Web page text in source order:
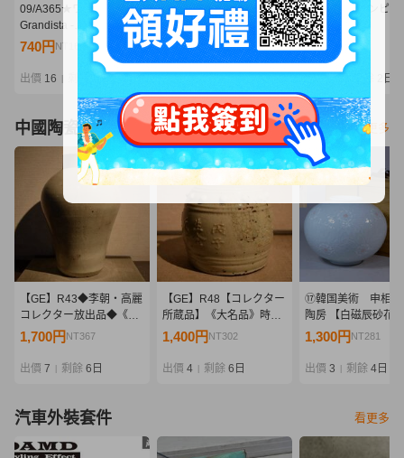
09/A365★ワンピース
Grandista -
MARSHALL.D.TEACH-
マーシャル・D・ティー
チ★黒ひげ★フィギュア
★バンプレスト★プライ
ズ★未開封品
740円 NT160
出價 16 2日
09/A399★ワンピース
Grandista -
MONKEY.D.LUFFY
GEAR5-Ⅲ モンキー・
D・ルフィ ギア5★フィ
ギュア★ニカ★バンダイ
★プライズ★未開封品
1,000円NT216
09/A367★ワンピー
Grandista -
マーシャル・D・テ
チ★黒ひげ★フィギ
ズ★未開封品
630円 NT136
2日
中國陶瓷器 看更多
【GE】R43◆李朝・高麗
コレクター放出品◆《大
名品》時代 李朝白磁壺/中
国 壷 骨董品 時代品 美術
1,700円 NT367
出價 7 剩餘 6日
【GE】R48【コレクター
所蔵品】《大名品》時代
陶釣鐘/中国美術 中国古玩
董品 時代品 美術品 古美
1,400円 NT302
出價 4 剩餘 6日
⑰韓国美術 申相浩
陶房 【白磁辰砂花
壺】共箱 検/楽善斎
1,300円 NT281
出價 3 剩餘 4日
汽車外裝套件 看更多